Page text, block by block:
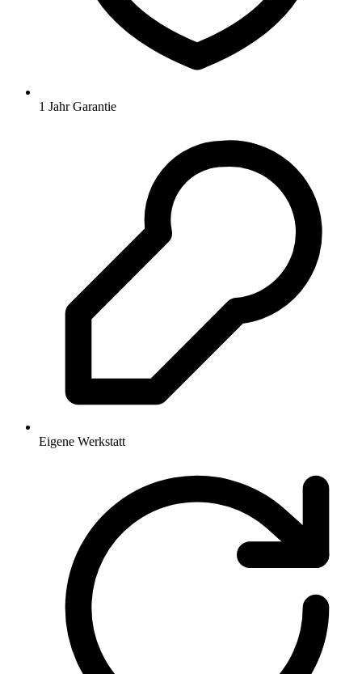
1 Jahr Garantie
Eigene Werkstatt